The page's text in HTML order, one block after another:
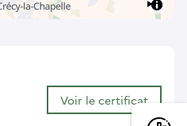
Voir le certificat